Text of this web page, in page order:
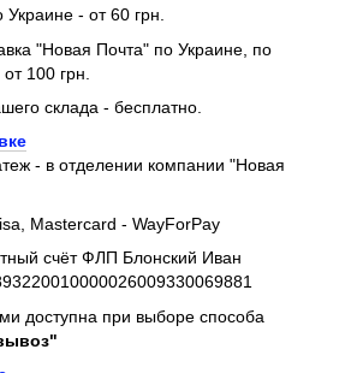
- от 60 грн.
"Новая Почта" по Украине, по
100 грн.
склада - бесплатно.
- в отделении компании "Новая
Mastercard - WayForPay
счёт ФЛП Блонский Иван
доступна при выборе способа